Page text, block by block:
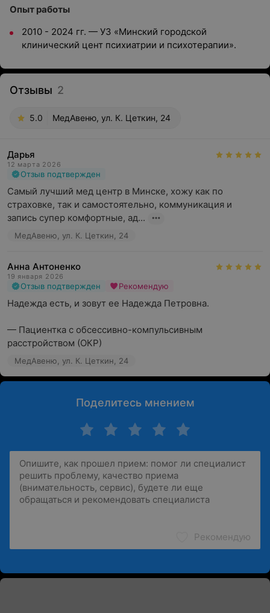
Опыт работы
2010 - 2024 гг. — УЗ «Минский городской
клинический цент психиатрии и психотерапии».
Отзывы 2
5.0 МедАвеню, ул. К. Цеткин, 24
Дарья
12 марта 2026
Отзыв подтвержден
Самый лучший мед центр в Минске, хожу как по
страховке, так и самостоятельно, коммуникация и
запись супер комфортные, ад...
МедАвеню, ул. К. Цеткин, 24
Анна Антоненко
19 января 2026
Отзыв подтвержден Рекомендую
Надежда есть, и зовут ее Надежда Петровна.
— Пациентка с обсессивно-компульсивным
расстройством (ОКР)
МедАвеню, ул. К. Цеткин, 24
Поделитесь мнением
Рекомендую